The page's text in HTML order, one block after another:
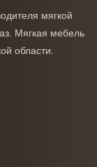
мягкой
Мягкая мебель
области.